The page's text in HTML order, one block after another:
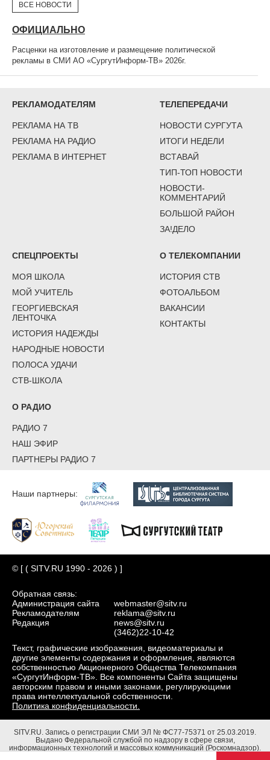
ВСЕ НОВОСТИ
ОФИЦИАЛЬНО
Расценки на изготовление и размещение политической
рекламы в СМИ АО «СургутИнформ-ТВ» 2026г.
РЕКЛАМОДАТЕЛЯМ
РЕКЛАМА НА ТВ
РЕКЛАМА НА РАДИО
РЕКЛАМА В ИНТЕРНЕТ
ТЕЛЕПЕРЕДАЧИ
НОВОСТИ СУРГУТА
ИТОГИ НЕДЕЛИ
ВСТАВАЙ
ТИП-ТОП НОВОСТИ
НОВОСТИ-
КОММЕНТАРИЙ
БОЛЬШОЙ РАЙОН
ЗА!ДЕЛО
СПЕЦПРОЕКТЫ
МОЯ ШКОЛА
МОЙ УЧИТЕЛЬ
ГЕОРГИЕВСКАЯ
ЛЕНТОЧКА
ИСТОРИЯ НАДЕЖДЫ
НАРОДНЫЕ НОВОСТИ
ПОЛОСА УДАЧИ
СТВ-ШКОЛА
О ТЕЛЕКОМПАНИИ
ИСТОРИЯ СТВ
ФОТОАЛЬБОМ
ВАКАНСИИ
КОНТАКТЫ
О РАДИО
РАДИО 7
НАШ ЭФИР
ПАРТНЕРЫ РАДИО 7
Наши партнеры:
© [ ( SITV.RU 1990 - 2026 ) ]
Обратная связь:
Администрация сайта
Рекламодателям
Редакция
webmaster@sitv.ru
reklama@sitv.ru
news@sitv.ru
(3462)22-10-42
Текст, графические изображения, видеоматериалы и
другие элементы содержания и оформления, являются
собственностью Акционерного Общества Телекомпания
«СургутИнформ-ТВ». Все компоненты Сайта защищены
авторским правом и иными законами, регулирующими
права интеллектуальной собственности.
Политика конфиденциальности.
SITV.RU. Запись о регистрации СМИ ЭЛ № ФС77-75371 от 25.03.2019.
Выдано Федеральной службой по надзору в сфере связи,
информационных технологий и массовых коммуникаций (Роскомнадзор).